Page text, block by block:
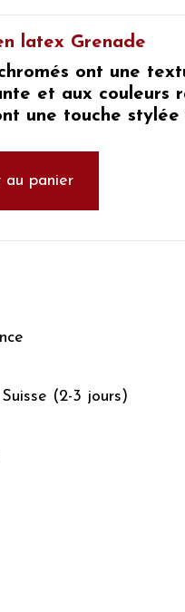
latex Grenade
ont une
et aux couleurs
une touche
panier
(2-3 jours)